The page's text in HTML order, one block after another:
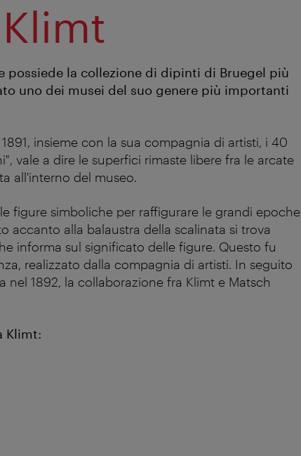
possiede la collezione di dipinti di Bruegel più
uno dei musei del suo genere più importanti
insieme con la sua compagnia di artisti, i 40
vale a dire le superfici rimaste libere fra le arcate
all'interno del museo.
figure simboliche per raffigurare le grandi epoche
accanto alla balaustra della scalinata si trova
informa sul significato delle figure. Questo fu
realizzato dalla compagnia di artisti. In seguito
nel 1892, la collaborazione fra Klimt e Matsch
Klimt: